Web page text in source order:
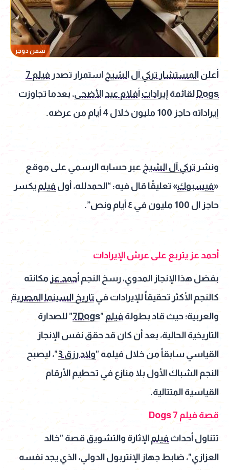
سفن دوجز
أعلن المستشار تركي آل الشيخ استمرار تصدر
فيلم 7
Dogs لقائمة إيرادات أفلام عيد الأضحى، بعدما تجاوزت
إيراداته حاجز 100 مليون خلال 4 أيام من عرضه.
ونشر تركي آل الشيخ عبر حسابه الرسمي على موقع
«فيسبوك» تعليقًا قال فيه: “الحمدلله، أول فيلم يكسر
حاجز ال 100 مليون في ٤ أيام ونص”.
أحمد عز يتربع على عرش الإيرادات
بفضل هذا الإنجاز المدوي، رسخ النجم أحمد عز مكانته
كالنجم الأكثر تحقيقاً للإيرادات في تاريخ السينما المصرية
والعربية؛ حيث قاد بطولة فيلم "
7Dogs" للصدارة
التاريخية الحالية، بعد أن كان قد حقق نفس الإنجاز
القياسي سابقاً من خلال فيلمه "ولاد رزق 3
"، ليصبح
النجم الشباك الأول بلا منازع في تحطيم الأرقام
القياسية المتتالية.
قصة فيلم 7 Dogs
تتناول أحداث فيلم الإثارة والتشويق قصة "خالد
العزازي"، ضابط جهاز الإنتربول الدولي، الذي يجد نفسه